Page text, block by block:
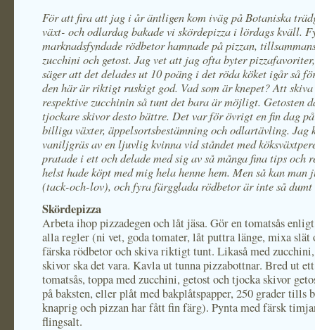
För att fira att jag i år äntligen kom iväg på Botaniska
växt- och odlardag bakade vi skördepizza i lördags kväll.
marknadsfyndade rödbetor hamnade på pizzan,
zucchini och getost. Jag vet att jag ofta byter
säger att det delades ut 10 poäng i det röda köket igår så
den här är riktigt ruskigt god. Vad som är knepet? Att
respektive zucchinin så tunt det bara är möjligt. Getosten
tjockare skivor desto bättre. Det var för övrigt en fin dag
billiga växter, äppelsortsbestämning och odlartävling. Jag
vaniljgräs av en ljuvlig kvinna vid ståndet med
pratade i ett och delade med sig av så många fina tips och
helst hade köpt med mig hela henne hem. Men så kan man
(tack-och-lov), och fyra färgglada rödbetor är inte så
Skördepizza
Arbeta ihop pizzadegen och låt jäsa. Gör en tomatsås
alla regler (ni vet, goda tomater, låt puttra länge, mixa slät
färska rödbetor och skiva riktigt tunt. Likaså med
skivor ska det vara. Kavla ut tunna pizzabottnar. Bred ut
tomatsås, toppa med zucchini, getost och tjocka skivor
på baksten, eller plåt med bakplåtspapper, 250 grader tills
knaprig och pizzan har fått fin färg). Pynta med färsk
flingsalt.